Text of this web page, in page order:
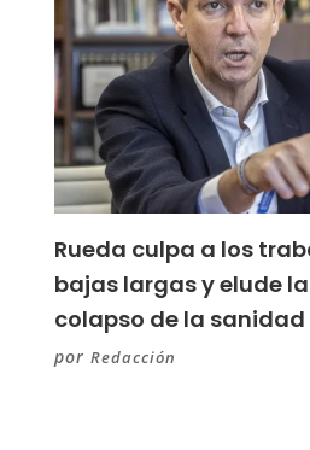
Rueda culpa a los
bajas largas y elude
colapso de la
por Redacción